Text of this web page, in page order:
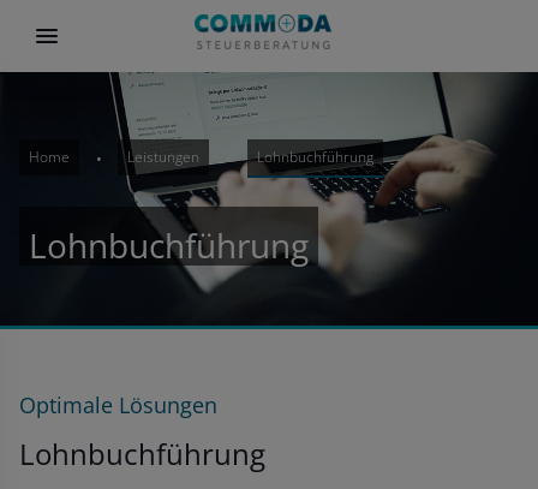
Home Leistungen Lohnbuchführung
Lohnbuchführung
Optimale Lösungen
Lohnbuchführung